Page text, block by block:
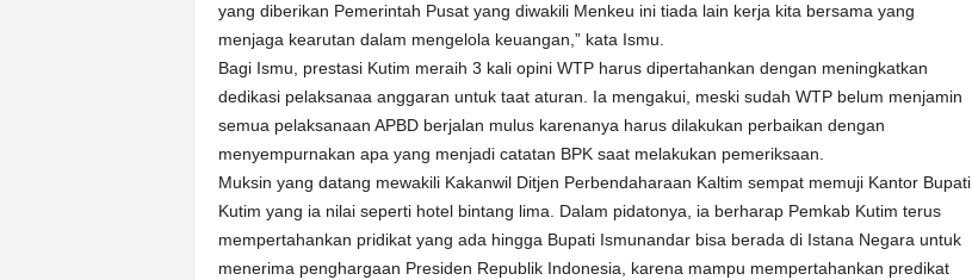
yang diberikan Pemerintah Pusat yang diwakili Menkeu ini tiada lain kerja kita bersama yang
menjaga kearutan dalam mengelola keuangan,” kata Ismu.
Bagi Ismu, prestasi Kutim meraih 3 kali opini WTP harus dipertahankan dengan meningkatkan
dedikasi pelaksanaa anggaran untuk taat aturan. Ia mengakui, meski sudah WTP belum menjamin
semua pelaksanaan APBD berjalan mulus karenanya harus dilakukan perbaikan dengan
menyempurnakan apa yang menjadi catatan BPK saat melakukan pemeriksaan.
Muksin yang datang mewakili Kakanwil Ditjen Perbendaharaan Kaltim sempat memuji Kantor Bupati
Kutim yang ia nilai seperti hotel bintang lima. Dalam pidatonya, ia berharap Pemkab Kutim terus
mempertahankan pridikat yang ada hingga Bupati Ismunandar bisa berada di Istana Negara untuk
menerima penghargaan Presiden Republik Indonesia, karena mampu mempertahankan predikat